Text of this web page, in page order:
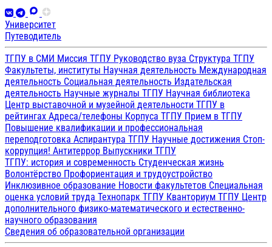
Университет
Путеводитель
ТГПУ в СМИ Миссия ТГПУ Руководство вуза Структура ТГПУ
Факультеты, институты Научная деятельность Международная
деятельность Социальная деятельность Издательская
деятельность Научные журналы ТГПУ Научная библиотека
Центр выставочной и музейной деятельности ТГПУ в
рейтингах Адреса/телефоны Корпуса ТГПУ Прием в ТГПУ
Повышение квалификации и профессиональная
переподготовка Аспирантура ТГПУ Научные достижения Стоп-
коррупция! Антитеррор Выпускники ТГПУ
ТГПУ: история и современность Студенческая жизнь
Волонтёрство Профориентация и трудоустройство
Инклюзивное образование Новости факультетов Специальная
оценка условий труда Технопарк ТГПУ Кванториум ТГПУ Центр
дополнительного физико-математического и естественно-
научного образования
Сведения об образовательной организации